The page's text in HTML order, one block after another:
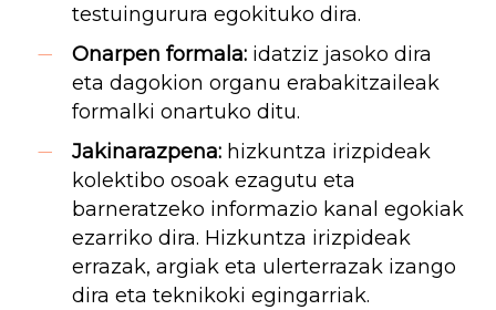
testuingurura egokituko dira.
Onarpen formala: idatziz jasoko dira
eta dagokion organu erabakitzaileak
formalki onartuko ditu.
Jakinarazpena: hizkuntza irizpideak
kolektibo osoak ezagutu eta
barneratzeko informazio kanal egokiak
ezarriko dira. Hizkuntza irizpideak
errazak, argiak eta ulerterrazak izango
dira eta teknikoki egingarriak.